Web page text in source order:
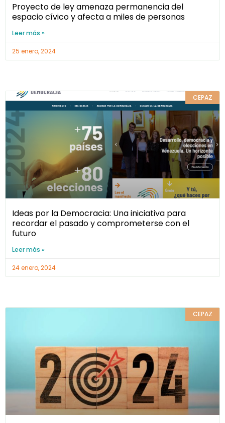
Proyecto de ley amenaza permanencia del
espacio cívico y afecta a miles de personas
Leer más »
25 enero, 2024
CEPAZ
Ideas por la Democracia: Una iniciativa para
recordar el pasado y comprometerse con el
futuro
Leer más »
24 enero, 2024
CEPAZ